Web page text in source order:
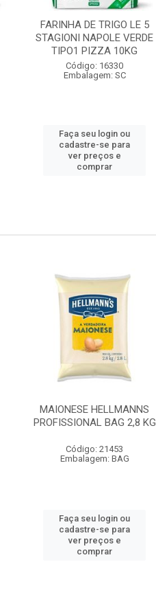
FARINHA DE TRIGO LE 5
STAGIONI NAPOLE VERDE
TIPO1 PIZZA 10KG
Código: 16330
Embalagem: SC
Faça seu login ou
cadastre-se para
ver preços e
comprar
MAIONESE HELLMANNS
PROFISSIONAL BAG 2,8 KG
Código: 21453
Embalagem: BAG
Faça seu login ou
cadastre-se para
ver preços e
comprar